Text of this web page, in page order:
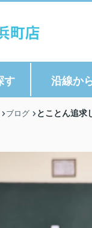
す 沿線か
ブログ とことん追求